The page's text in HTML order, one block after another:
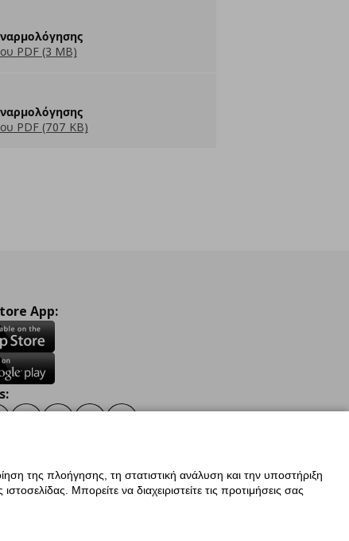
PDF (3 MB)
PDF (707 KB)
App:
της πλοήγησης, τη στατιστική ανάλυση και την υποστήριξη
Μπορείτε να διαχειριστείτε τις προτιμήσεις σας